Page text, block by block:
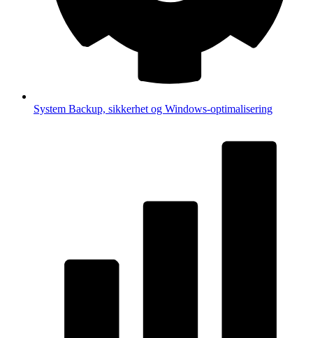
System Backup, sikkerhet og Windows-optimalisering